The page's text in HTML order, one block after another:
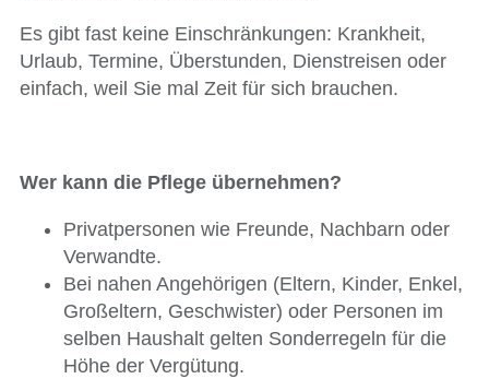
Es gibt fast keine Einschränkungen: Krankheit,
Urlaub, Termine, Überstunden, Dienstreisen oder
einfach, weil Sie mal Zeit für sich brauchen.
Wer kann die Pflege übernehmen?
Privatpersonen wie Freunde, Nachbarn oder
Verwandte.
Bei nahen Angehörigen (Eltern, Kinder, Enkel,
Großeltern, Geschwister) oder Personen im
selben Haushalt gelten Sonderregeln für die
Höhe der Vergütung.